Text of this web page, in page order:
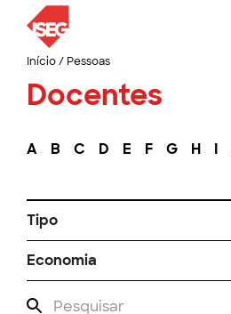
Início/ Pessoas
Docentes
A B C D E F G H I
Tipo
Economia